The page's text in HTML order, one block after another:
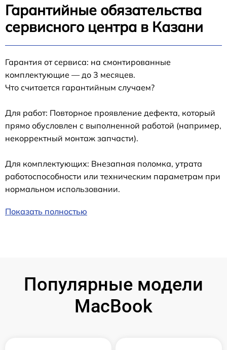
Гарантийные обязательства
сервисного центра в Казани
Гарантия от сервиса: на смонтированные
комплектующие — до 3 месяцев.
Что считается гарантийным случаем?
Для работ: Повторное проявление дефекта, который
прямо обусловлен с выполненной работой (например,
некорректный монтаж запчасти).
Для комплектующих: Внезапная поломка, утрата
работоспособности или техническим параметрам при
нормальном использовании.
Показать полностью
Популярные модели
MacBook